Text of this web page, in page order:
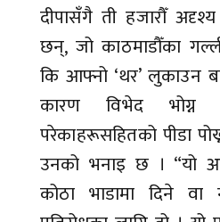
दीपासँगै ती हजारौँ
छन्, जो काठमाडौँका
कि आफ्नो ‘थर’ लुकाउन
कारण विभेद भोग्न
परेकाहरूसहितको पीडा
उनको भनाइ छ । “यो
कोठा भाडामा दिने वा